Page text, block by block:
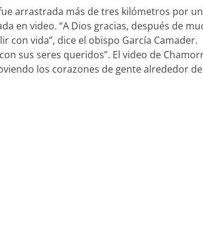
arrastrada más de tres kilómetros por un
en video. “A Dios gracias, después de
con vida”, dice el obispo García Camader.
sus seres queridos”. El video de
los corazones de gente alrededor